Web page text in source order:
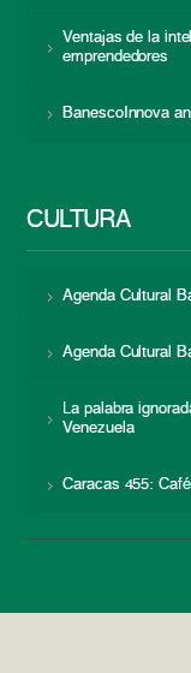
Ventajas de la
emprendedores
BanescoInnova
CULTURA
Agenda Cultural
Agenda Cultural
La palabra
Venezuela
Caracas 455: